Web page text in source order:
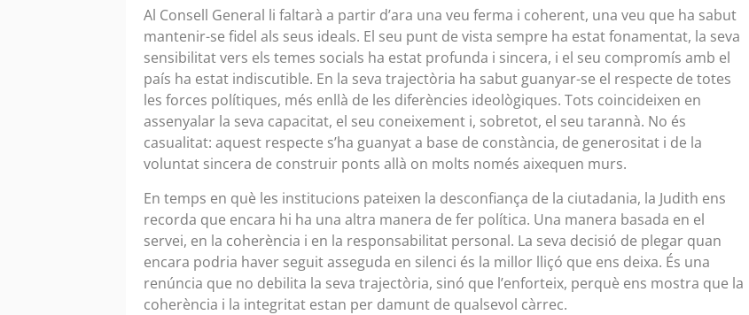
Al Consell General li faltarà a partir d’ara una veu ferma i coherent, una veu que ha sabut
mantenir-se fidel als seus ideals. El seu punt de vista sempre ha estat fonamentat, la seva
sensibilitat vers els temes socials ha estat profunda i sincera, i el seu compromís amb el
país ha estat indiscutible. En la seva trajectòria ha sabut guanyar-se el respecte de totes
les forces polítiques, més enllà de les diferències ideològiques. Tots coincideixen en
assenyalar la seva capacitat, el seu coneixement i, sobretot, el seu tarannà. No és
casualitat: aquest respecte s’ha guanyat a base de constància, de generositat i de la
voluntat sincera de construir ponts allà on molts només aixequen murs.
En temps en què les institucions pateixen la desconfiança de la ciutadania, la Judith ens
recorda que encara hi ha una altra manera de fer política. Una manera basada en el
servei, en la coherència i en la responsabilitat personal. La seva decisió de plegar quan
encara podria haver seguit asseguda en silenci és la millor lliçó que ens deixa. És una
renúncia que no debilita la seva trajectòria, sinó que l’enforteix, perquè ens mostra que la
coherència i la integritat estan per damunt de qualsevol càrrec.